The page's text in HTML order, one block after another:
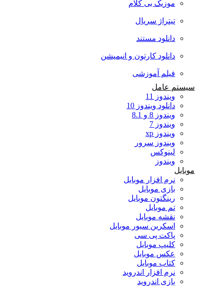
موزیک بی کلام
تیتراژ سریال
دانلود مستند
دانلود کارتون و انیمیشن
فیلم آموزشی
سیستم عامل
ویندوز 11
دانلود ویندوز 10
ویندوز 8 و 8.1
ویندوز 7
ویندوز xp
ویندوز سرور
لینوکس
ویندوز
موبایل
نرم افزار موبایل
بازی موبایل
رینگتون موبایل
تم موبایل
نقشه موبایل
اسکرین سیور موبایل
پاکت پی سی
کلیپ موبایل
عکس موبایل
کتاب موبایل
نرم افزار اندروید
بازی اندروید